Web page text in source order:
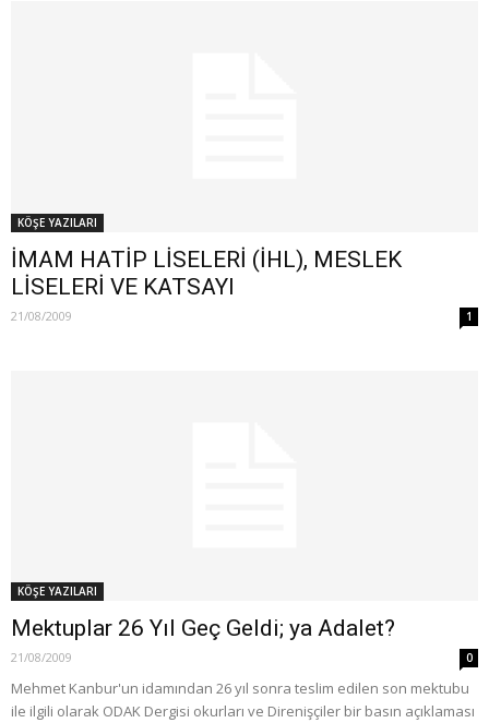
KÖŞE YAZILARI
İMAM HATİP LİSELERİ (İHL), MESLEK
LİSELERİ VE KATSAYI
21/08/2009 1
KÖŞE YAZILARI
Mektuplar 26 Yıl Geç Geldi; ya Adalet?
21/08/2009 0
Mehmet Kanbur'un idamından 26 yıl sonra teslim edilen son mektubu
ile ilgili olarak ODAK Dergisi okurları ve Direnişçiler bir basın açıklaması